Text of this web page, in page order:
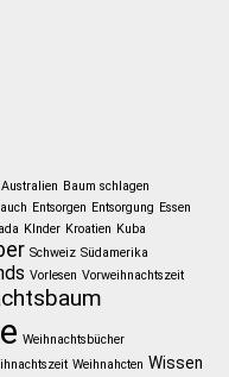
Australien Baum schlagen
Entsorgen Entsorgung Essen
KInder Kroatien Kuba
Schweiz Südamerika
Vorlesen Vorweihnachtszeit
Weihnachtsbücher
Weihnahcten Wissen